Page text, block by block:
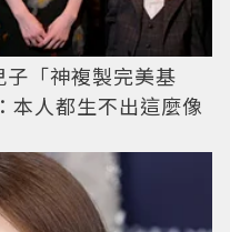
「神複製完美基
本人都生不出這麼像